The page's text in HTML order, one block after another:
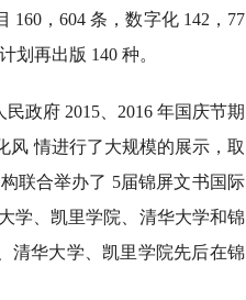
160，604 条，数字化 142，77
划再出版 140 种。
政府 2015、2016 年国庆节期
风 情进行了大规模的展示，取
联合举办了 5届锦屏文书国际
学、凯里学院、清华大学和锦
清华大学、凯里学院先后在锦